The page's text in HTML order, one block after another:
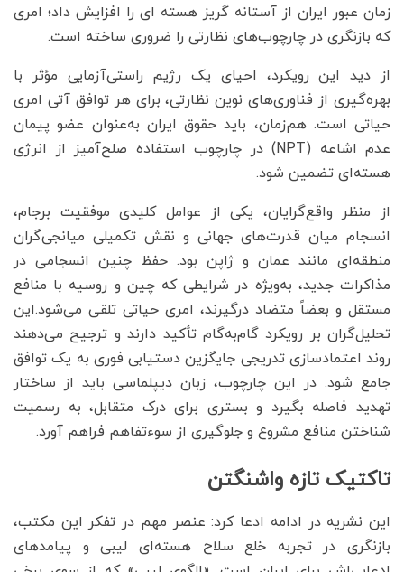
زمان عبور ایران از آستانه گریز هسته ای را افزایش داد؛ امری
که بازنگری در چارچوب‌های نظارتی را ضروری ساخته است.
از دید این رویکرد، احیای یک رژیم راستی‌آزمایی مؤثر با
بهره‌گیری از فناوری‌های نوین نظارتی، برای هر توافق آتی امری
حیاتی است. هم‌زمان، باید حقوق ایران به‌عنوان عضو پیمان
عدم اشاعه (NPT) در چارچوب استفاده صلح‌آمیز از انرژی
هسته‌ای تضمین شود.
از منظر واقع‌گرایان، یکی از عوامل کلیدی موفقیت برجام،
انسجام میان قدرت‌های جهانی و نقش تکمیلی میانجی‌گران
منطقه‌ای مانند عمان و ژاپن بود. حفظ چنین انسجامی در
مذاکرات جدید، به‌ویژه در شرایطی که چین و روسیه با منافع
مستقل و بعضاً متضاد درگیرند، امری حیاتی تلقی می‌شود.این
تحلیل‌گران بر رویکرد گام‌به‌گام تأکید دارند و ترجیح می‌دهند
روند اعتمادسازی تدریجی جایگزین دستیابی فوری به یک توافق
جامع شود. در این چارچوب، زبان دیپلماسی باید از ساختار
تهدید فاصله بگیرد و بستری برای درک متقابل، به رسمیت
شناختن منافع مشروع و جلوگیری از سوءتفاهم فراهم آورد.
تاکتیک تازه واشنگتن
این نشریه در ادامه ادعا کرد: عنصر مهم در تفکر این مکتب،
بازنگری در تجربه خلع سلاح هسته‌ای لیبی و پیامدهای